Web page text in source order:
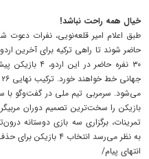
خیال همه راحت نباشد!
طبق اعلام امیر قلعه‌نویی، نفرات دعوت
حاضر شوند تا راهی ترکیه برای آخرین
۳۰ نفره حاضر
بازیکن را سخت‌ترین تصمیم دوران
تمرینات، برگزاری سه بازی دوستانه
به نظر می‌رسد انتخاب ۴ بازیکن برای حذف نهایی نیز به همین اندازه دشوار خواهد بود.
انتهای پیام/